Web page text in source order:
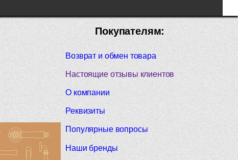
Покупателям:
Возврат и обмен товара
Настоящие отзывы клиентов
О компании
Реквизиты
Популярные вопросы
Наши бренды